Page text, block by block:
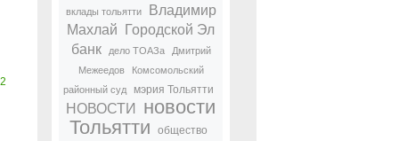
вклады тольятти
Владимир
Махлай
Городской Эл
банк
дело ТОАЗа
Дмитрий
Межеедов
Комсомольский
районный суд
мэрия Тольятти
НОВОСТИ
новости
Тольятти
общество